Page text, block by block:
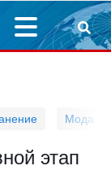
Мода
этап